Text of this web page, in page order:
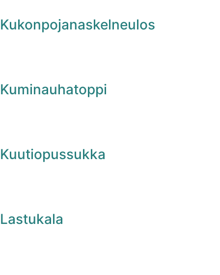
Kukonpojanaskelneulos
Kuminauhatoppi
Kuutiopussukka
Lastukala